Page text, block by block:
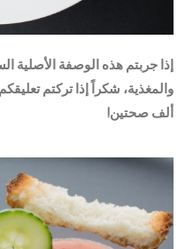
إذا جربتم هذه الوصفة الأصلية
والمغذية، شكراً إذا تركتم
ألف صحتين!